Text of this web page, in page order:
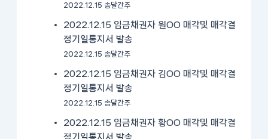
2022.12.15 송달간주
2022.12.15 임금채권자 원OO 매각및 매각결
정기일통지서 발송
2022.12.15 송달간주
2022.12.15 임금채권자 김OO 매각및 매각결
정기일통지서 발송
2022.12.15 송달간주
2022.12.15 임금채권자 황OO 매각및 매각결
정기일통지서 발송